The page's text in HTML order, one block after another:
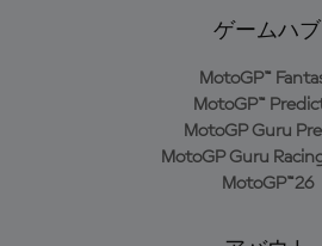
ゲームハブ
MotoGP™
MotoGP™
MotoGP Guru
MotoGP Guru
MotoGP™26